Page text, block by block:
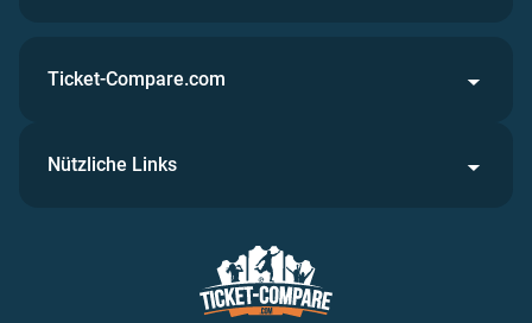
Ticket-Compare.com
Nützliche Links